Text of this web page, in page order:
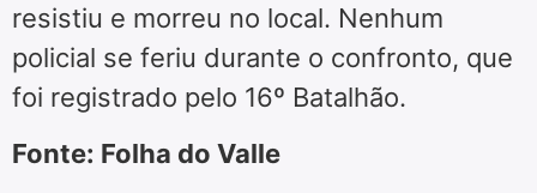
resistiu e morreu no local. Nenhum
policial se feriu durante o confronto, que
foi registrado pelo 16º Batalhão.
Fonte: Folha do Valle